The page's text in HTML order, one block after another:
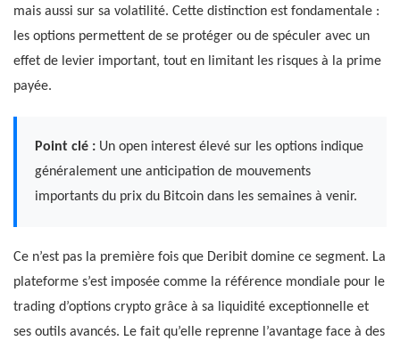
mais aussi sur sa volatilité. Cette distinction est fondamentale :
les options permettent de se protéger ou de spéculer avec un
effet de levier important, tout en limitant les risques à la prime
payée.
Point clé : Un open interest élevé sur les options indique
généralement une anticipation de mouvements
importants du prix du Bitcoin dans les semaines à venir.
Ce n’est pas la première fois que Deribit domine ce segment. La
plateforme s’est imposée comme la référence mondiale pour le
trading d’options crypto grâce à sa liquidité exceptionnelle et
ses outils avancés. Le fait qu’elle reprenne l’avantage face à des